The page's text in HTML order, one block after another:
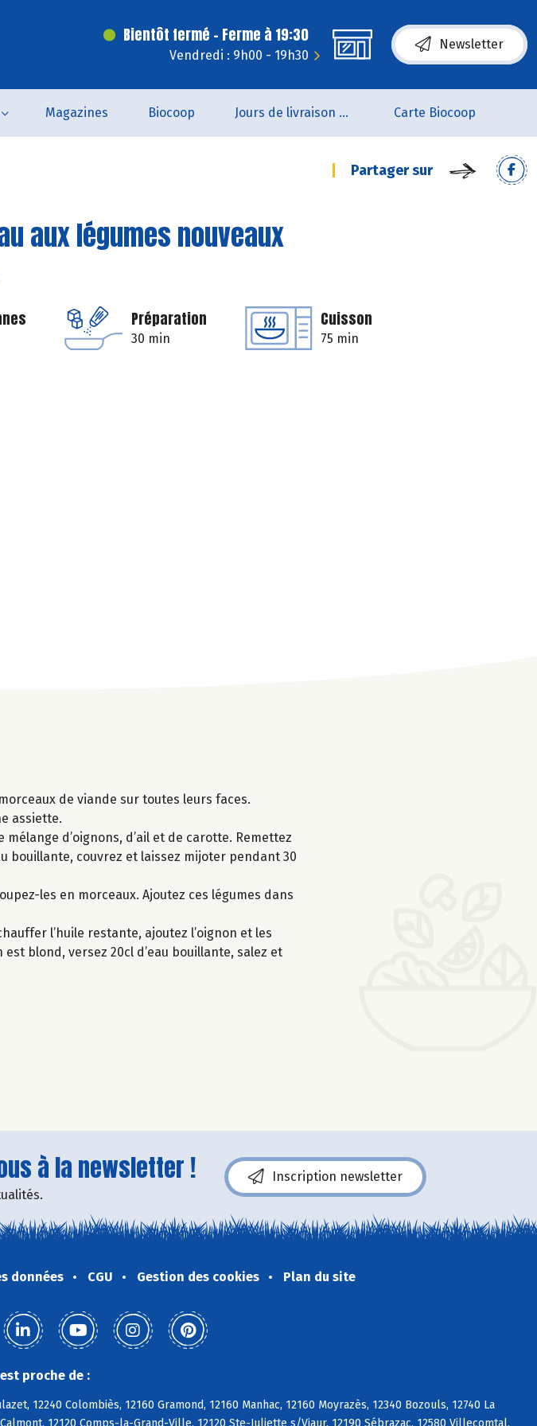
Bientôt fermé - Ferme à 19:30
Vendredi : 9h00 - 19h30
Newsletter
Magazines Biocoop Jours de livraison de pain Carte Biocoop
Partager sur
aux légumes nouveaux
Préparation
30 min
Cuisson
75 min
de viande sur toutes leurs faces.
assiette.
d’oignons, d’ail et de carotte. Remettez
bouillante, couvrez et laissez mijoter pendant 30
les en morceaux. Ajoutez ces légumes dans
l’huile restante, ajoutez l’oignon et les
blond, versez 20cl d’eau bouillante, salez et
à la newsletter ! Inscription newsletter
données CGU Gestion des cookies Plan du site
proche de :
12240 Colombiès, 12160 Gramond, 12160 Manhac, 12160 Moyrazès, 12340 Bozouls, 12740 La
12120 Comps-la-Grand-Ville, 12120 Ste-Juliette s/Viaur, 12190 Sébrazac, 12580 Villecomtal,